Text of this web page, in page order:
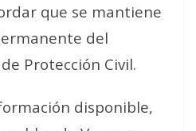
que se mantiene
del
Protección Civil.
disponible,